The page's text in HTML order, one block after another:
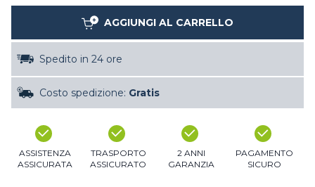
AGGIUNGI AL CARRELLO
Spedito in 24 ore
Costo spedizione: Gratis
ASSISTENZA
ASSICURATA
TRASPORTO
ASSICURATO
2 ANNI
GARANZIA
PAGAMENTO
SICURO